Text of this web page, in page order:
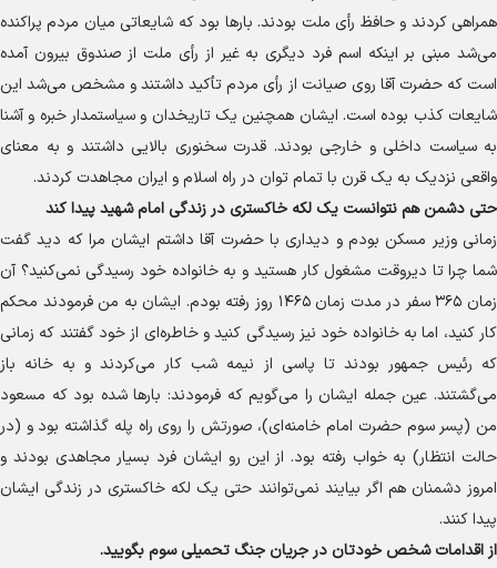
همراهی کردند و حافظ رأی ملت بودند. بار‌ها بود که شایعاتی میان مردم پراکنده
می‌شد مبنی بر اینکه اسم فرد دیگری به غیر از رأی ملت از صندوق بیرون آمده
است که حضرت آقا روی صیانت از رأی مردم تأکید داشتند و مشخص می‌شد این
شایعات کذب بوده است. ایشان همچنین یک تاریخدان و سیاستمدار خبره و آشنا
به سیاست داخلی و خارجی بودند. قدرت سخنوری بالایی داشتند و به معنای
واقعی نزدیک به یک قرن با تمام توان در راه اسلام و ایران مجاهدت کردند.
حتی دشمن هم نتوانست یک لکه خاکستری در زندگی امام شهید پیدا کند
زمانی وزیر مسکن بودم و دیداری با حضرت آقا داشتم ایشان مرا که دید گفت
شما چرا تا دیروقت مشغول کار هستید و به خانواده خود رسیدگی نمی‌کنید؟ آن
زمان ۳۶۵ سفر در مدت زمان ۱۴۶۵ روز رفته بودم. ایشان به من فرمودند محکم
کار کنید، اما به خانواده خود نیز رسیدگی کنید و خاطره‌ای از خود گفتند که زمانی
که رئیس جمهور بودند تا پاسی از نیمه شب کار می‌کردند و به خانه باز
می‌گشتند. عین جمله ایشان را می‌گویم که فرمودند: بار‌ها شده بود که مسعود
من (پسر سوم حضرت امام خامنه‌ای)، صورتش را روی راه پله گذاشته بود و (در
حالت انتظار) به خواب رفته بود. از این رو ایشان فرد بسیار مجاهدی بودند و
امروز دشمنان هم اگر بیایند نمی‌توانند حتی یک لکه خاکستری در زندگی ایشان
پیدا کنند.
از اقدامات شخص خودتان در جریان جنگ تحمیلی سوم بگویید.